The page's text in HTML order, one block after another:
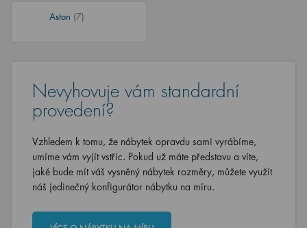
Aston (7)
Nevyhovuje vám standardní
provedení?
Vzhledem k tomu, že nábytek opravdu sami vyrábíme,
umíme vám vyjít vstříc. Pokud už máte představu a víte,
jaké bude mít váš vysněný nábytek rozměry, můžete využít
náš jedinečný konfigurátor nábytku na míru.